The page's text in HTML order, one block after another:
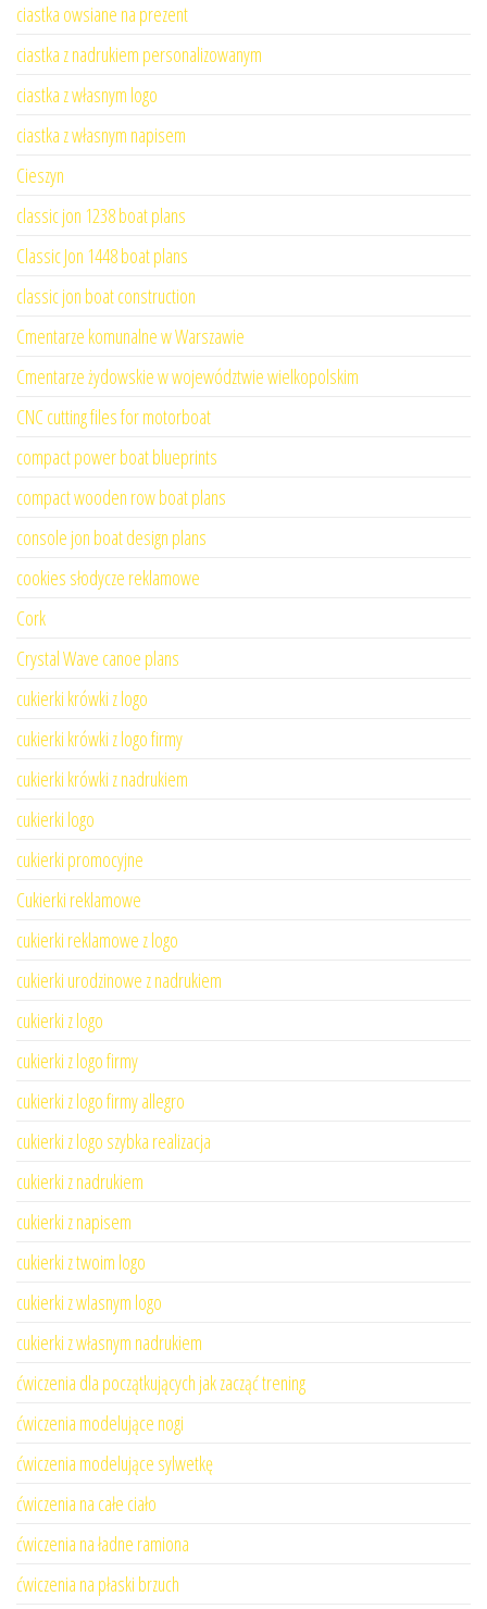
ciastka owsiane na prezent
ciastka z nadrukiem personalizowanym
ciastka z własnym logo
ciastka z własnym napisem
Cieszyn
classic jon 1238 boat plans
Classic Jon 1448 boat plans
classic jon boat construction
Cmentarze komunalne w Warszawie
Cmentarze żydowskie w województwie wielkopolskim
CNC cutting files for motorboat
compact power boat blueprints
compact wooden row boat plans
console jon boat design plans
cookies słodycze reklamowe
Cork
Crystal Wave canoe plans
cukierki krówki z logo
cukierki krówki z logo firmy
cukierki krówki z nadrukiem
cukierki logo
cukierki promocyjne
Cukierki reklamowe
cukierki reklamowe z logo
cukierki urodzinowe z nadrukiem
cukierki z logo
cukierki z logo firmy
cukierki z logo firmy allegro
cukierki z logo szybka realizacja
cukierki z nadrukiem
cukierki z napisem
cukierki z twoim logo
cukierki z wlasnym logo
cukierki z własnym nadrukiem
ćwiczenia dla początkujących jak zacząć trening
ćwiczenia modelujące nogi
ćwiczenia modelujące sylwetkę
ćwiczenia na całe ciało
ćwiczenia na ładne ramiona
ćwiczenia na płaski brzuch